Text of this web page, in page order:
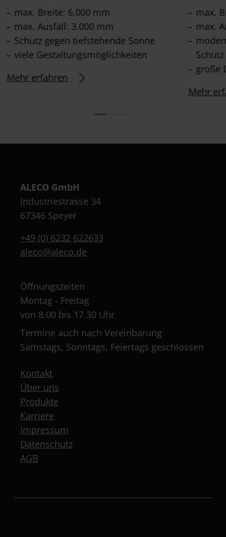
max. Breite: 6.000 mm
max. Ausfall: 3.000 mm
Schutz gegen tiefstehende Sonne
viele Gestaltungsmöglichkeiten
Mehr erfahren
max.
max.
Schutz
große
Mehr
ALECO GmbH
Industriestrasse 34
67346 Speyer
+49 (0) 6232 622633
aleco@aleco.de
Öffnungszeiten
Montag - Freitag
von 8.00 bis 17.30 Uhr
Termine auch nach Vereinbarung
Samstags, Sonntags, Feiertags geschlossen
Kontakt
Über uns
Produkte
Karriere
Impressum
Datenschutz
AGB